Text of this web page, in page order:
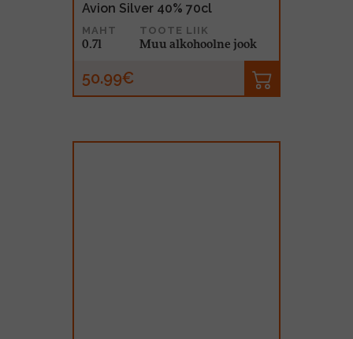
Avion Silver 40% 70cl
MAHT
0.7l
TOOTE LIIK
Muu alkohoolne jook
50.99€